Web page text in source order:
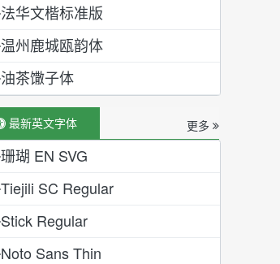
法华文楷标准版
温州鹿城瓯韵体
油茶馓子体
最新英文字体 更多
珊瑚 EN SVG
Tiejili SC Regular
Stick Regular
Noto Sans Thin